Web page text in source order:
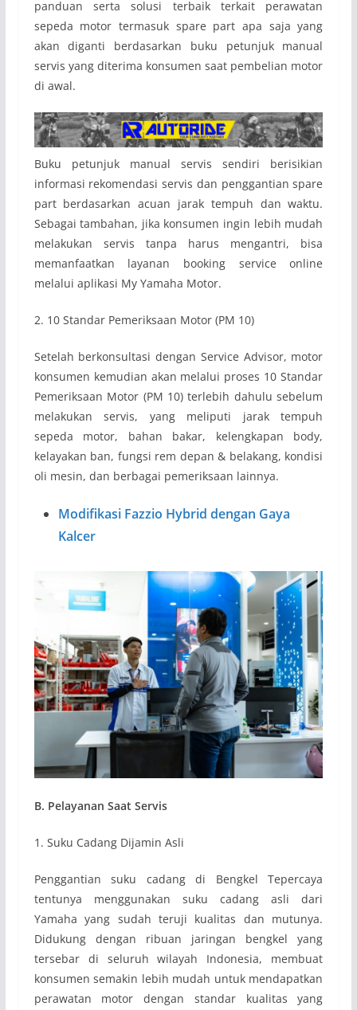
panduan serta solusi terbaik terkait perawatan
sepeda motor termasuk spare part apa saja yang
akan diganti berdasarkan buku petunjuk manual
servis yang diterima konsumen saat pembelian motor
di awal.
Buku petunjuk manual servis sendiri berisikian
informasi rekomendasi servis dan penggantian spare
part berdasarkan acuan jarak tempuh dan waktu.
Sebagai tambahan, jika konsumen ingin lebih mudah
melakukan servis tanpa harus mengantri, bisa
memanfaatkan layanan booking service online
melalui aplikasi My Yamaha Motor.
2. 10 Standar Pemeriksaan Motor (PM 10)
Setelah berkonsultasi dengan Service Advisor, motor
konsumen kemudian akan melalui proses 10 Standar
Pemeriksaan Motor (PM 10) terlebih dahulu sebelum
melakukan servis, yang meliputi jarak tempuh
sepeda motor, bahan bakar, kelengkapan body,
kelayakan ban, fungsi rem depan & belakang, kondisi
oli mesin, dan berbagai pemeriksaan lainnya.
Modifikasi Fazzio Hybrid dengan Gaya
Kalcer
B. Pelayanan Saat Servis
1. Suku Cadang Dijamin Asli
Penggantian suku cadang di Bengkel Tepercaya
tentunya menggunakan suku cadang asli dari
Yamaha yang sudah teruji kualitas dan mutunya.
Didukung dengan ribuan jaringan bengkel yang
tersebar di seluruh wilayah Indonesia, membuat
konsumen semakin lebih mudah untuk mendapatkan
perawatan motor dengan standar kualitas yang